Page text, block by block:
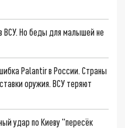
ВСУ. Но беды для малышей не
Palantir в России. Страны
оружия. ВСУ теряют
удар по Киеву "пересёк